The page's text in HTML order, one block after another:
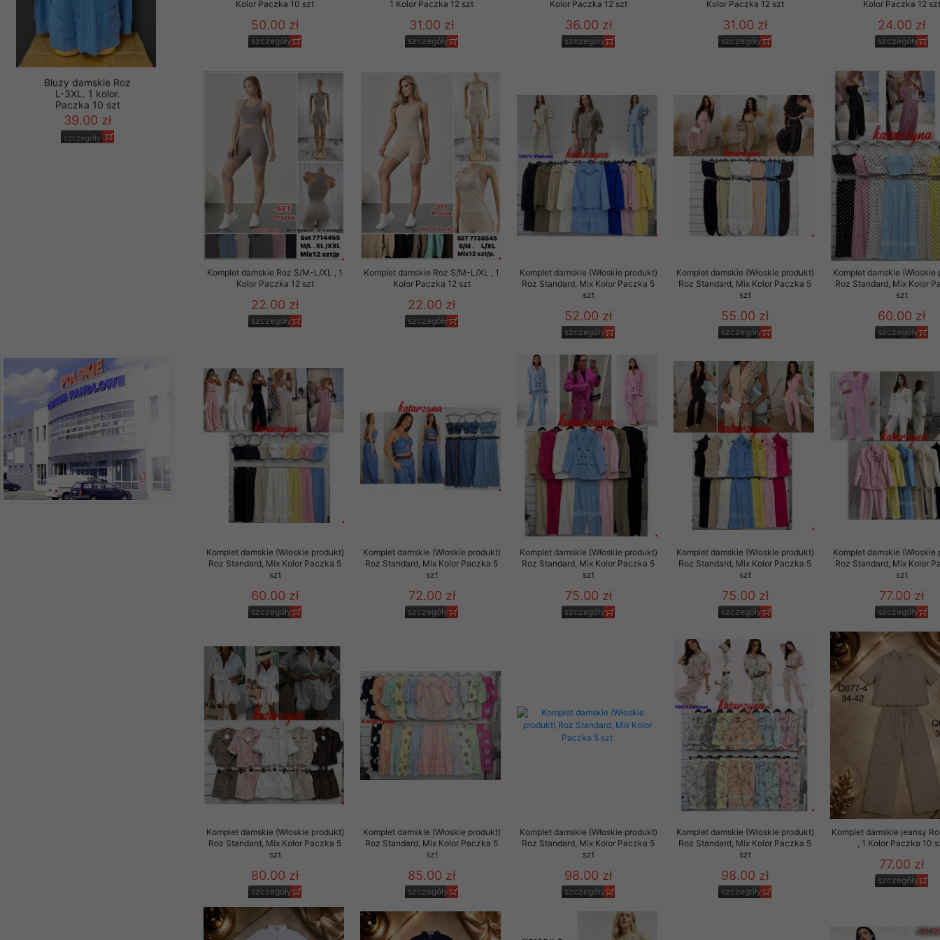
Bluzy damskie Roz
L-3XL. 1 kolor.
Kolor Paczka 10 szt
50.00 zł
szczegóły
1 Kolor Paczka 12 szt
31.00 zł
szczegóły
Kolor Paczka 12 szt
36.00 zł
szczegóły
Kolor Paczka 12 szt
31.00 zł
szczegóły
Kolor Paczka 12 szt
24.00 zł
szczegóły
Komplet damskie Roz S/M-L/XL , 1
Kolor Paczka 12 szt
22.00 zł
szczegóły
Komplet damskie Roz S/M-L/XL , 1
Kolor Paczka 12 szt
22.00 zł
szczegóły
Komplet damskie (Włoskie produkt)
Roz Standard, Mix Kolor Paczka 5
szt
52.00 zł
szczegóły
Komplet damskie (Włoskie produkt)
Roz Standard, Mix Kolor Paczka 5
szt
55.00 zł
szczegóły
Komplet damskie (Włoskie
Roz Standard, Mix Kolor
szt
60.00 zł
szczegóły
Komplet damskie (Włoskie produkt)
Roz Standard, Mix Kolor Paczka 5
szt
60.00 zł
szczegóły
Komplet damskie (Włoskie produkt)
Roz Standard, Mix Kolor Paczka 5
szt
72.00 zł
szczegóły
Komplet damskie (Włoskie produkt)
Roz Standard, Mix Kolor Paczka 5
szt
75.00 zł
szczegóły
Komplet damskie (Włoskie produkt)
Roz Standard, Mix Kolor Paczka 5
szt
75.00 zł
szczegóły
Komplet damskie (Włoskie
Roz Standard, Mix Kolor
szt
77.00 zł
szczegóły
Komplet damskie (Włoskie produkt)
Roz Standard, Mix Kolor Paczka 5
szt
80.00 zł
szczegóły
Komplet damskie (Włoskie produkt)
Roz Standard, Mix Kolor Paczka 5
szt
85.00 zł
szczegóły
Komplet damskie (Włoskie produkt)
Roz Standard, Mix Kolor Paczka 5
szt
98.00 zł
szczegóły
Komplet damskie (Włoskie produkt)
Roz Standard, Mix Kolor Paczka 5
szt
98.00 zł
szczegóły
Komplet damskie jeansy
, 1 Kolor Paczka 10
77.00 zł
szczegóły